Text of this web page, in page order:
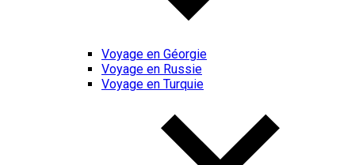
Voyage en Géorgie
Voyage en Russie
Voyage en Turquie